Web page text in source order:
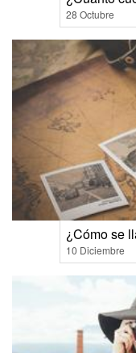
28 Octubre
¿Cómo se
10 Diciembre